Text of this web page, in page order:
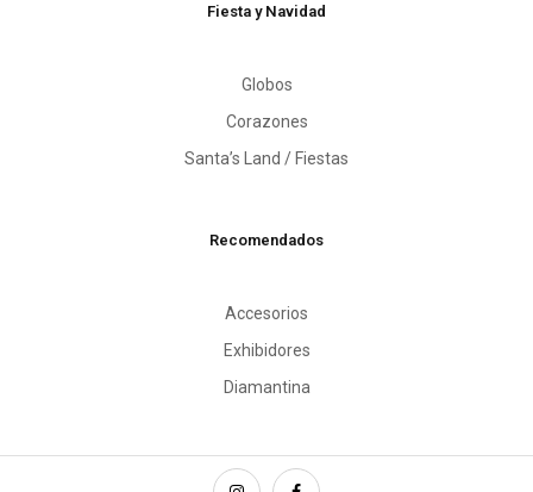
Fiesta y Navidad
Globos
Corazones
Santa’s Land / Fiestas
Recomendados
Accesorios
Exhibidores
Diamantina